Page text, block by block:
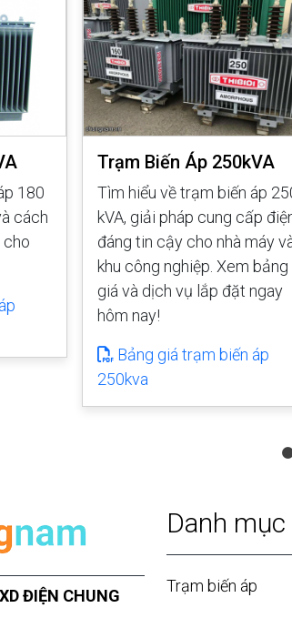
180
cách
cho
Trạm Biến Áp 250kVA
Tìm hiểu về trạm biến áp
kVA, giải pháp cung cấp
đáng tin cậy cho nhà máy
khu công nghiệp. Xem bảng
giá và dịch vụ lắp đặt ngay
hôm nay!
Bảng giá trạm biến áp
250kva
ĐIỆN CHUNG
Danh mục
Trạm biến áp